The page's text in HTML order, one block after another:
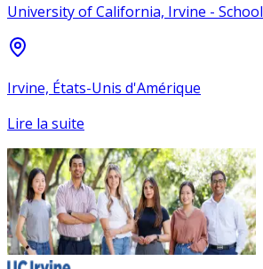
University of California, Irvine -
Irvine, États-Unis d'Amérique
Lire la suite